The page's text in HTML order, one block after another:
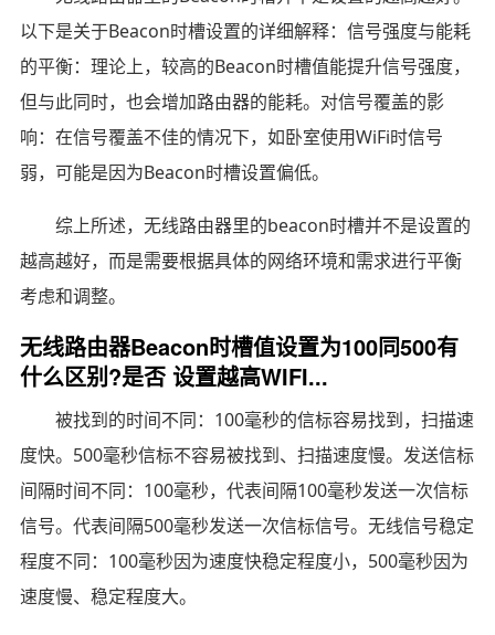
以下是关于Beacon时槽设置的详细解释：信号强度与能耗
的平衡：理论上，较高的Beacon时槽值能提升信号强度，
但与此同时，也会增加路由器的能耗。对信号覆盖的影
响：在信号覆盖不佳的情况下，如卧室使用WiFi时信号
弱，可能是因为Beacon时槽设置偏低。
综上所述，无线路由器里的beacon时槽并不是设置的
越高越好，而是需要根据具体的网络环境和需求进行平衡
考虑和调整。
无线路由器Beacon时槽值设置为100同500有
什么区别?是否 设置越高WIFI...
被找到的时间不同：100毫秒的信标容易找到，扫描速
度快。500毫秒信标不容易被找到、扫描速度慢。发送信标
间隔时间不同：100毫秒，代表间隔100毫秒发送一次信标
信号。代表间隔500毫秒发送一次信标信号。无线信号稳定
程度不同：100毫秒因为速度快稳定程度小，500毫秒因为
速度慢、稳定程度大。